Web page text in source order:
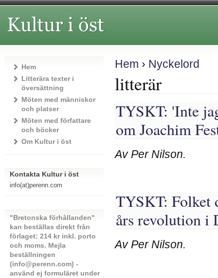
Hem › Nyckelord
litterär
TYSKT: 'Inte
om Joachim
Av Per Nilson.
TYSKT: Folket
års revolution i
Av Per Nilson.
Hem
Litterära texter i
översättning
Möten med människor
och platser
Möten med författare
och böcker
Om Kultur i öst
Kontakta Kultur i öst
info(at)perenn.com
"Bretonska förhållanden"
kan beställas direkt från
förlaget: 214 kr inkl. porto
och moms. Mejla
beställningen
(info@perenn.com) -
använd ej formuläret under